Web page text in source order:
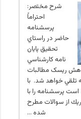
شرح مختصر:
احتراماً
پرسشنامه
حاضر در راستاي
تحقيق پايان
نامه كارشناسي
کاهش ریسک مطالبات
تلقي خواهد شد. با
پرسشنامه را با
از سوالات مطرح
شده …